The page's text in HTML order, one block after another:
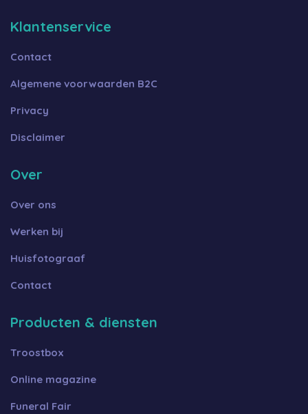
Klantenservice
Contact
Algemene voorwaarden B2C
Privacy
Disclaimer
Over
Over ons
Werken bij
Huisfotograaf
Contact
Producten & diensten
Troostbox
Online magazine
Funeral Fair